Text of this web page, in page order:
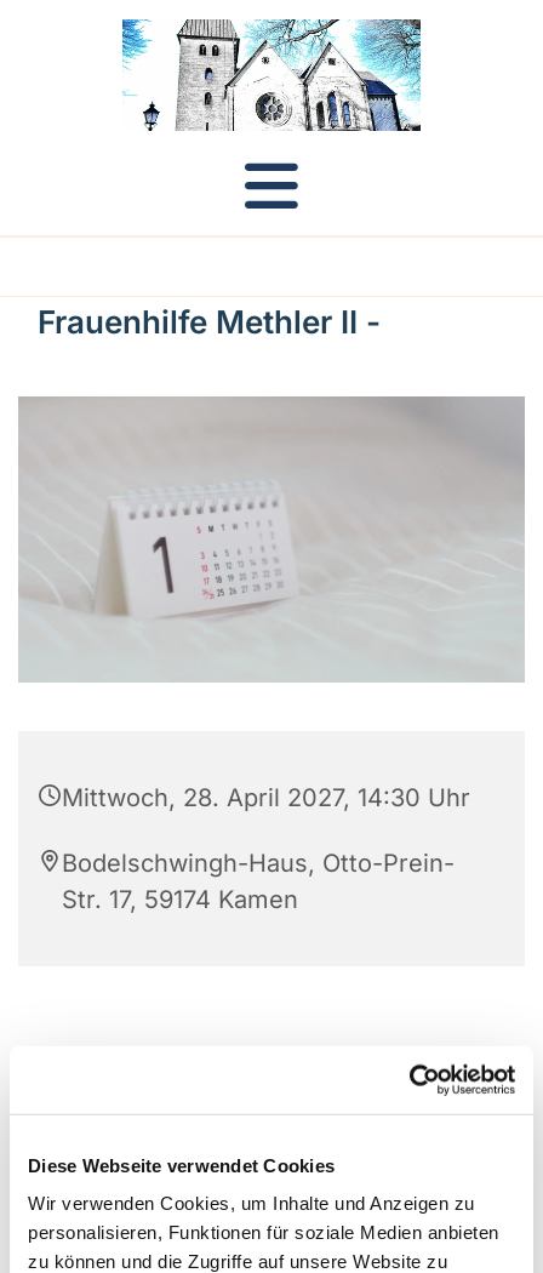
Diese Webseite verwendet Cookies
Wir verwenden Cookies, um Inhalte und Anzeigen zu
personalisieren, Funktionen für soziale Medien anbieten
zu können und die Zugriffe auf unsere Website zu
Frauenhilfe Methler II -
Mittwoch, 28. April 2027, 14:30 Uhr
Bodelschwingh-Haus, Otto-Prein-
Str. 17, 59174 Kamen